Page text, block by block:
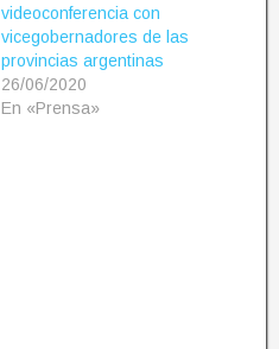
videoconferencia con
vicegobernadores de las
provincias argentinas
26/06/2020
En «Prensa»